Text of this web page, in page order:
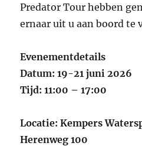
Predator Tour hebben
ernaar uit u aan boord te
Evenementdetails
Datum: 19-21 juni 2026
Tijd: 11:00 – 17:00
Locatie: Kempers
Herenweg 100